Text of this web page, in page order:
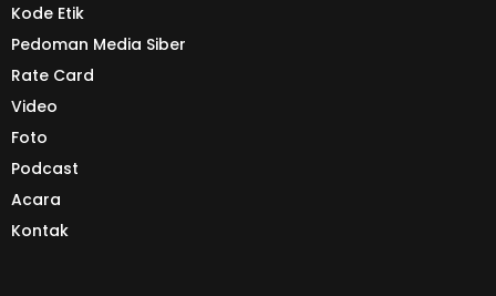
Kode Etik
Pedoman Media Siber
Rate Card
Video
Foto
Podcast
Acara
Kontak